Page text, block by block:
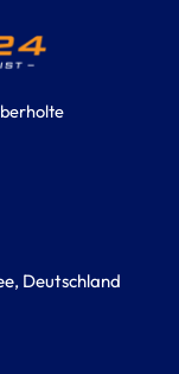
Deutschland